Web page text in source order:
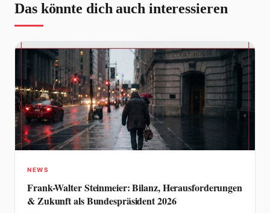
Das könnte dich auch interessieren
NEWS
Frank-Walter Steinmeier: Bilanz, Herausforderungen
& Zukunft als Bundespräsident 2026